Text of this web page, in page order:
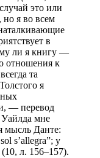
это или
но я во всем
в
ли я книгу —
отношения к
та
я
— перевод
Уайлда мне
мысль Данте:
s’allegra”; у
л. 156–157).